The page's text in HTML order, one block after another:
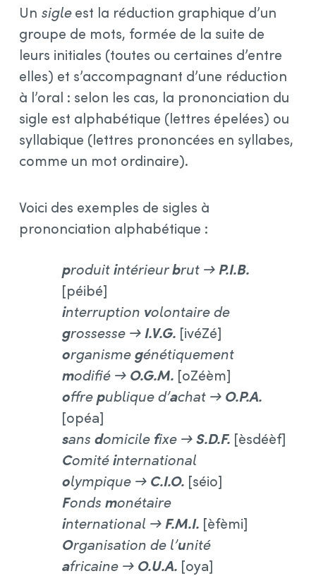
Un sigleest la réduction graphique d’un
groupe de mots, formée de la suite de
leurs initiales (toutes ou certaines d’entre
elles) et s’accompagnant d’une réduction
à l’oral : selon les cas, la prononciation du
sigle est alphabétique (lettres épelées) ou
syllabique (lettres prononcées en syllabes,
comme un mot ordinaire).
Voici des exemples de sigles à
prononciation alphabétique :
produitintérieurbrut →P.I.B.
[péibé]
interruption volontaire de
grossesse →I.V.G. [ivéZé]
organismegénétiquement
modifié → O.G.M. [oZéèm]
offrepublique d’achat → O.P.A.
[opéa]
sans domicile fixe →S.D.F. [èsdéèf]
Comitéinternational
olympique → C.I.O. [séio]
Fonds monétaire
international →F.M.I. [èfèmi]
Organisation de l’unité
africaine → O.U.A. [oya]